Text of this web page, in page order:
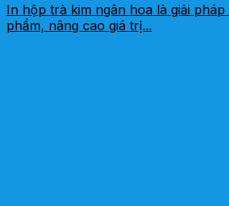
In hộp trà kim ngân hoa là giải
phẩm, nâng cao giá trị...